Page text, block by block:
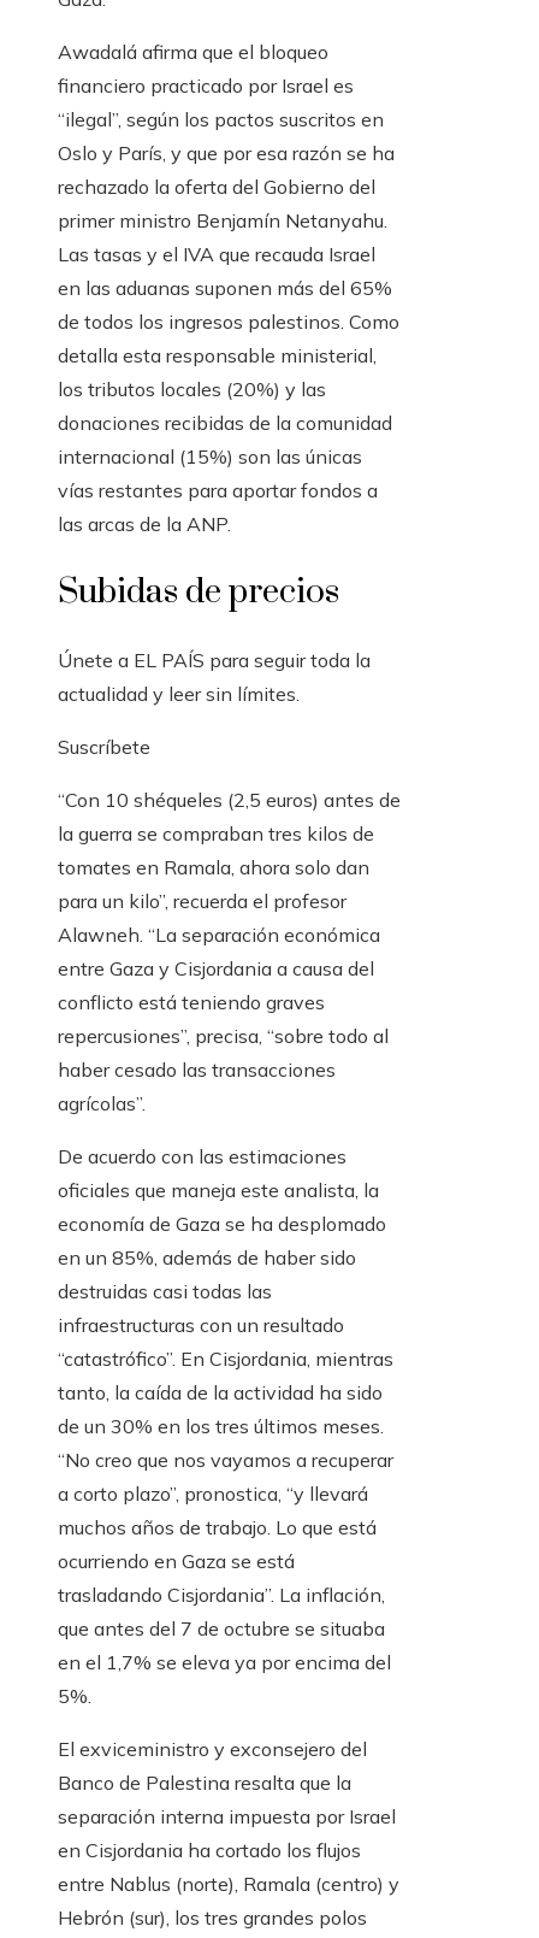
Awadalá afirma que el bloqueo
financiero practicado por Israel es
“ilegal”, según los pactos suscritos en
Oslo y París, y que por esa razón se ha
rechazado la oferta del Gobierno del
primer ministro Benjamín Netanyahu.
Las tasas y el IVA que recauda Israel
en las aduanas suponen más del 65%
de todos los ingresos palestinos. Como
detalla esta responsable ministerial,
los tributos locales (20%) y las
donaciones recibidas de la comunidad
internacional (15%) son las únicas
vías restantes para aportar fondos a
las arcas de la ANP.
Subidas de precios
Únete a EL PAÍS para seguir toda la
actualidad y leer sin límites.
Suscríbete
“Con 10 shéqueles (2,5 euros) antes de
la guerra se compraban tres kilos de
tomates en Ramala, ahora solo dan
para un kilo”, recuerda el profesor
Alawneh. “La separación económica
entre Gaza y Cisjordania a causa del
conflicto está teniendo graves
repercusiones”, precisa, “sobre todo al
haber cesado las transacciones
agrícolas”.
De acuerdo con las estimaciones
oficiales que maneja este analista, la
economía de Gaza se ha desplomado
en un 85%, además de haber sido
destruidas casi todas las
infraestructuras con un resultado
“catastrófico”. En Cisjordania, mientras
tanto, la caída de la actividad ha sido
de un 30% en los tres últimos meses.
“No creo que nos vayamos a recuperar
a corto plazo”, pronostica, “y llevará
muchos años de trabajo. Lo que está
ocurriendo en Gaza se está
trasladando Cisjordania”. La inflación,
que antes del 7 de octubre se situaba
en el 1,7% se eleva ya por encima del
5%.
El exviceministro y exconsejero del
Banco de Palestina resalta que la
separación interna impuesta por Israel
en Cisjordania ha cortado los flujos
entre Nablus (norte), Ramala (centro) y
Hebrón (sur), los tres grandes polos